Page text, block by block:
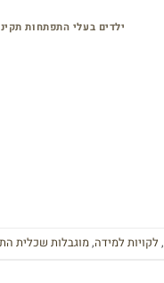
ילדים בעלי התפתחות
, לקויות למידה,מוגבלות שכלית